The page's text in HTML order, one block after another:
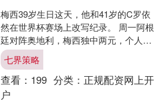
梅西39岁生日这天，他和41岁的C罗依
然在世界杯赛场上改写纪录。 周一阿根
廷对阵奥地利，梅西独中两元，个人世
界杯总进球数来到18球，独占历史射手
榜首位。随后一天....
七界策略
查看： 199 分类： 正规配资网上开
户